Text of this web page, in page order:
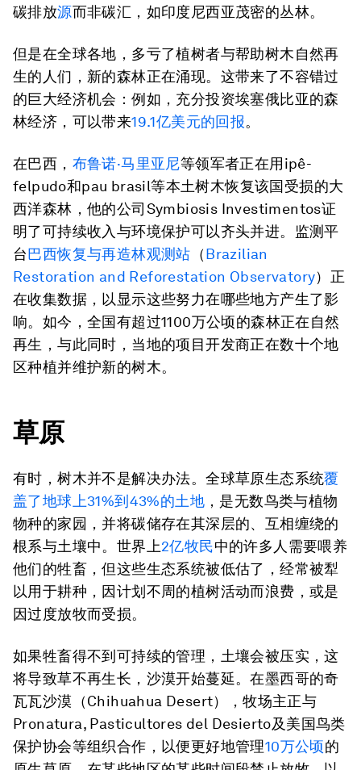
碳排放源而非碳汇，如印度尼西亚茂密的丛林。
但是在全球各地，多亏了植树者与帮助树木自然再
生的人们，新的森林正在涌现。这带来了不容错过
的巨大经济机会：例如，充分投资埃塞俄比亚的森
林经济，可以带来19.1亿美元的回报。
在巴西， 布鲁诺·马里亚尼等领军者正在用 ipê-
felpudo和pau brasil等本土树木恢复该国受损的大
西洋森林，他的公司Symbiosis Investimentos证
明了可持续收入与环境保护可以齐头并进。监测平
台巴西恢复与再造林观测站 （Brazilian
Restoration and Reforestation Observatory）正
在收集数据，以显示这些努力在哪些地方产生了影
响。如今，全国有超过1100万公顷的森林正在自然
再生，与此同时，当地的项目开发商正在数十个地
区种植并维护新的树木。
草原
有时，树木并不是解决办法。全球草原生态系统覆
盖了地球上31%到43%的土地 ，是无数鸟类与植物
物种的家园，并将碳储存在其深层的、互相缠绕的
根系与土壤中。世界上2亿牧民中的许多人需要喂养
他们的牲畜，但这些生态系统被低估了，经常被犁
以用于耕种，因计划不周的植树活动而浪费，或是
因过度放牧而受损。
如果牲畜得不到可持续的管理，土壤会被压实，这
将导致草不再生长，沙漠开始蔓延。在墨西哥的奇
瓦瓦沙漠（Chihuahua Desert），牧场主正与
Pronatura, Pasticultores del Desierto及美国鸟类
保护协会等组织合作，以便更好地管理10万公顷的